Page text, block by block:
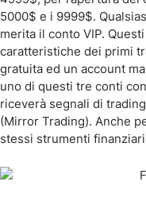
5000$ e i 9999$.
merita il conto VIP.
caratteristiche dei primi
gratuita ed un account
uno di questi tre conti
riceverà segnali di
(Mirror Trading). Anche
stessi strumenti